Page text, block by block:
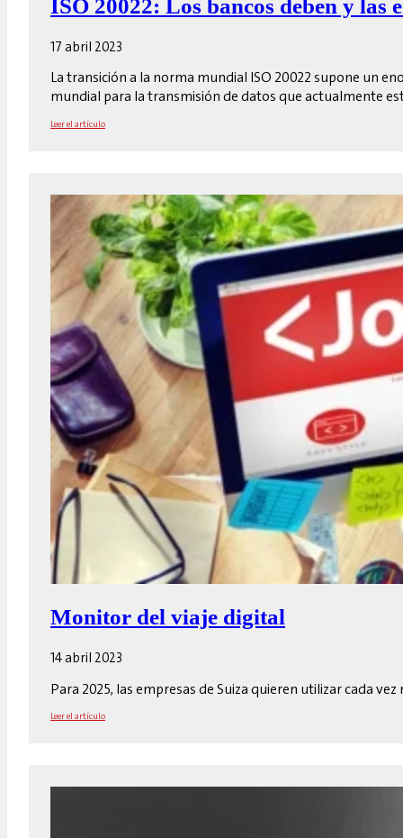
ISO 20022: Los bancos deben y las
17 abril 2023
La transición a la norma mundial ISO 20022 supone un
mundial para la transmisión de datos que actualmente
Leer el artículo
Monitor del viaje digital
14 abril 2023
Para 2025, las empresas de Suiza quieren utilizar cada
Leer el artículo